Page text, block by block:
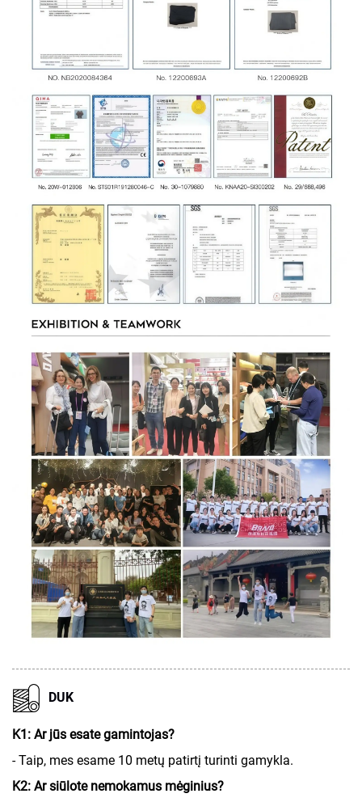
DUK
K1: Ar jūs esate gamintojas?
- Taip, mes esame 10 metų patirtį turinti gamykla.
K2: Ar siūlote nemokamus mėginius?